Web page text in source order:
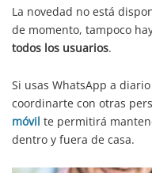
La novedad no está
de momento, tampoco
todos los usuarios.
Si usas WhatsApp a
coordinarte con otras
móvil te permitirá
dentro y fuera de casa.